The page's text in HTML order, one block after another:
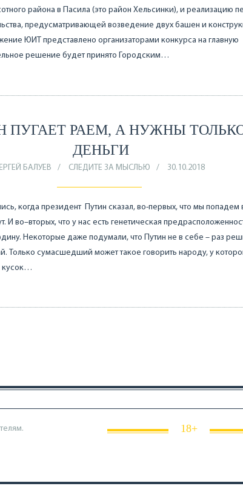
района в Пасила (это район Хельсинки), и реализацию
предусматривающей возведение двух башен и
ЮИТ представлено организаторами конкурса на главную
решение будет принято Городским…
ПУГАЕТ РАЕМ, А НУЖНЫ
ДЕНЬГИ
БАЛУЕВ СЛЕДИТЕ ЗА МЫСЛЬЮ 30.10.2018
когда президент Путин сказал, во-первых, что мы попадем
И во–вторых, что у нас есть генетическая
Некоторые даже подумали, что Путин не в себе – раз
Только сумасшедший может такое говорить народу, у
кусок…
18+